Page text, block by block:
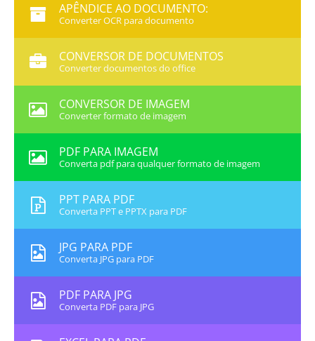
APÊNDICE AO DOCUMENTO:
Converter OCR para documento
CONVERSOR DE DOCUMENTOS
Converter documentos do office
CONVERSOR DE IMAGEM
Converter formato de imagem
PDF PARA IMAGEM
Converta pdf para qualquer formato de imagem
PPT PARA PDF
Converta PPT e PPTX para PDF
JPG PARA PDF
Converta JPG para PDF
PDF PARA JPG
Converta PDF para JPG